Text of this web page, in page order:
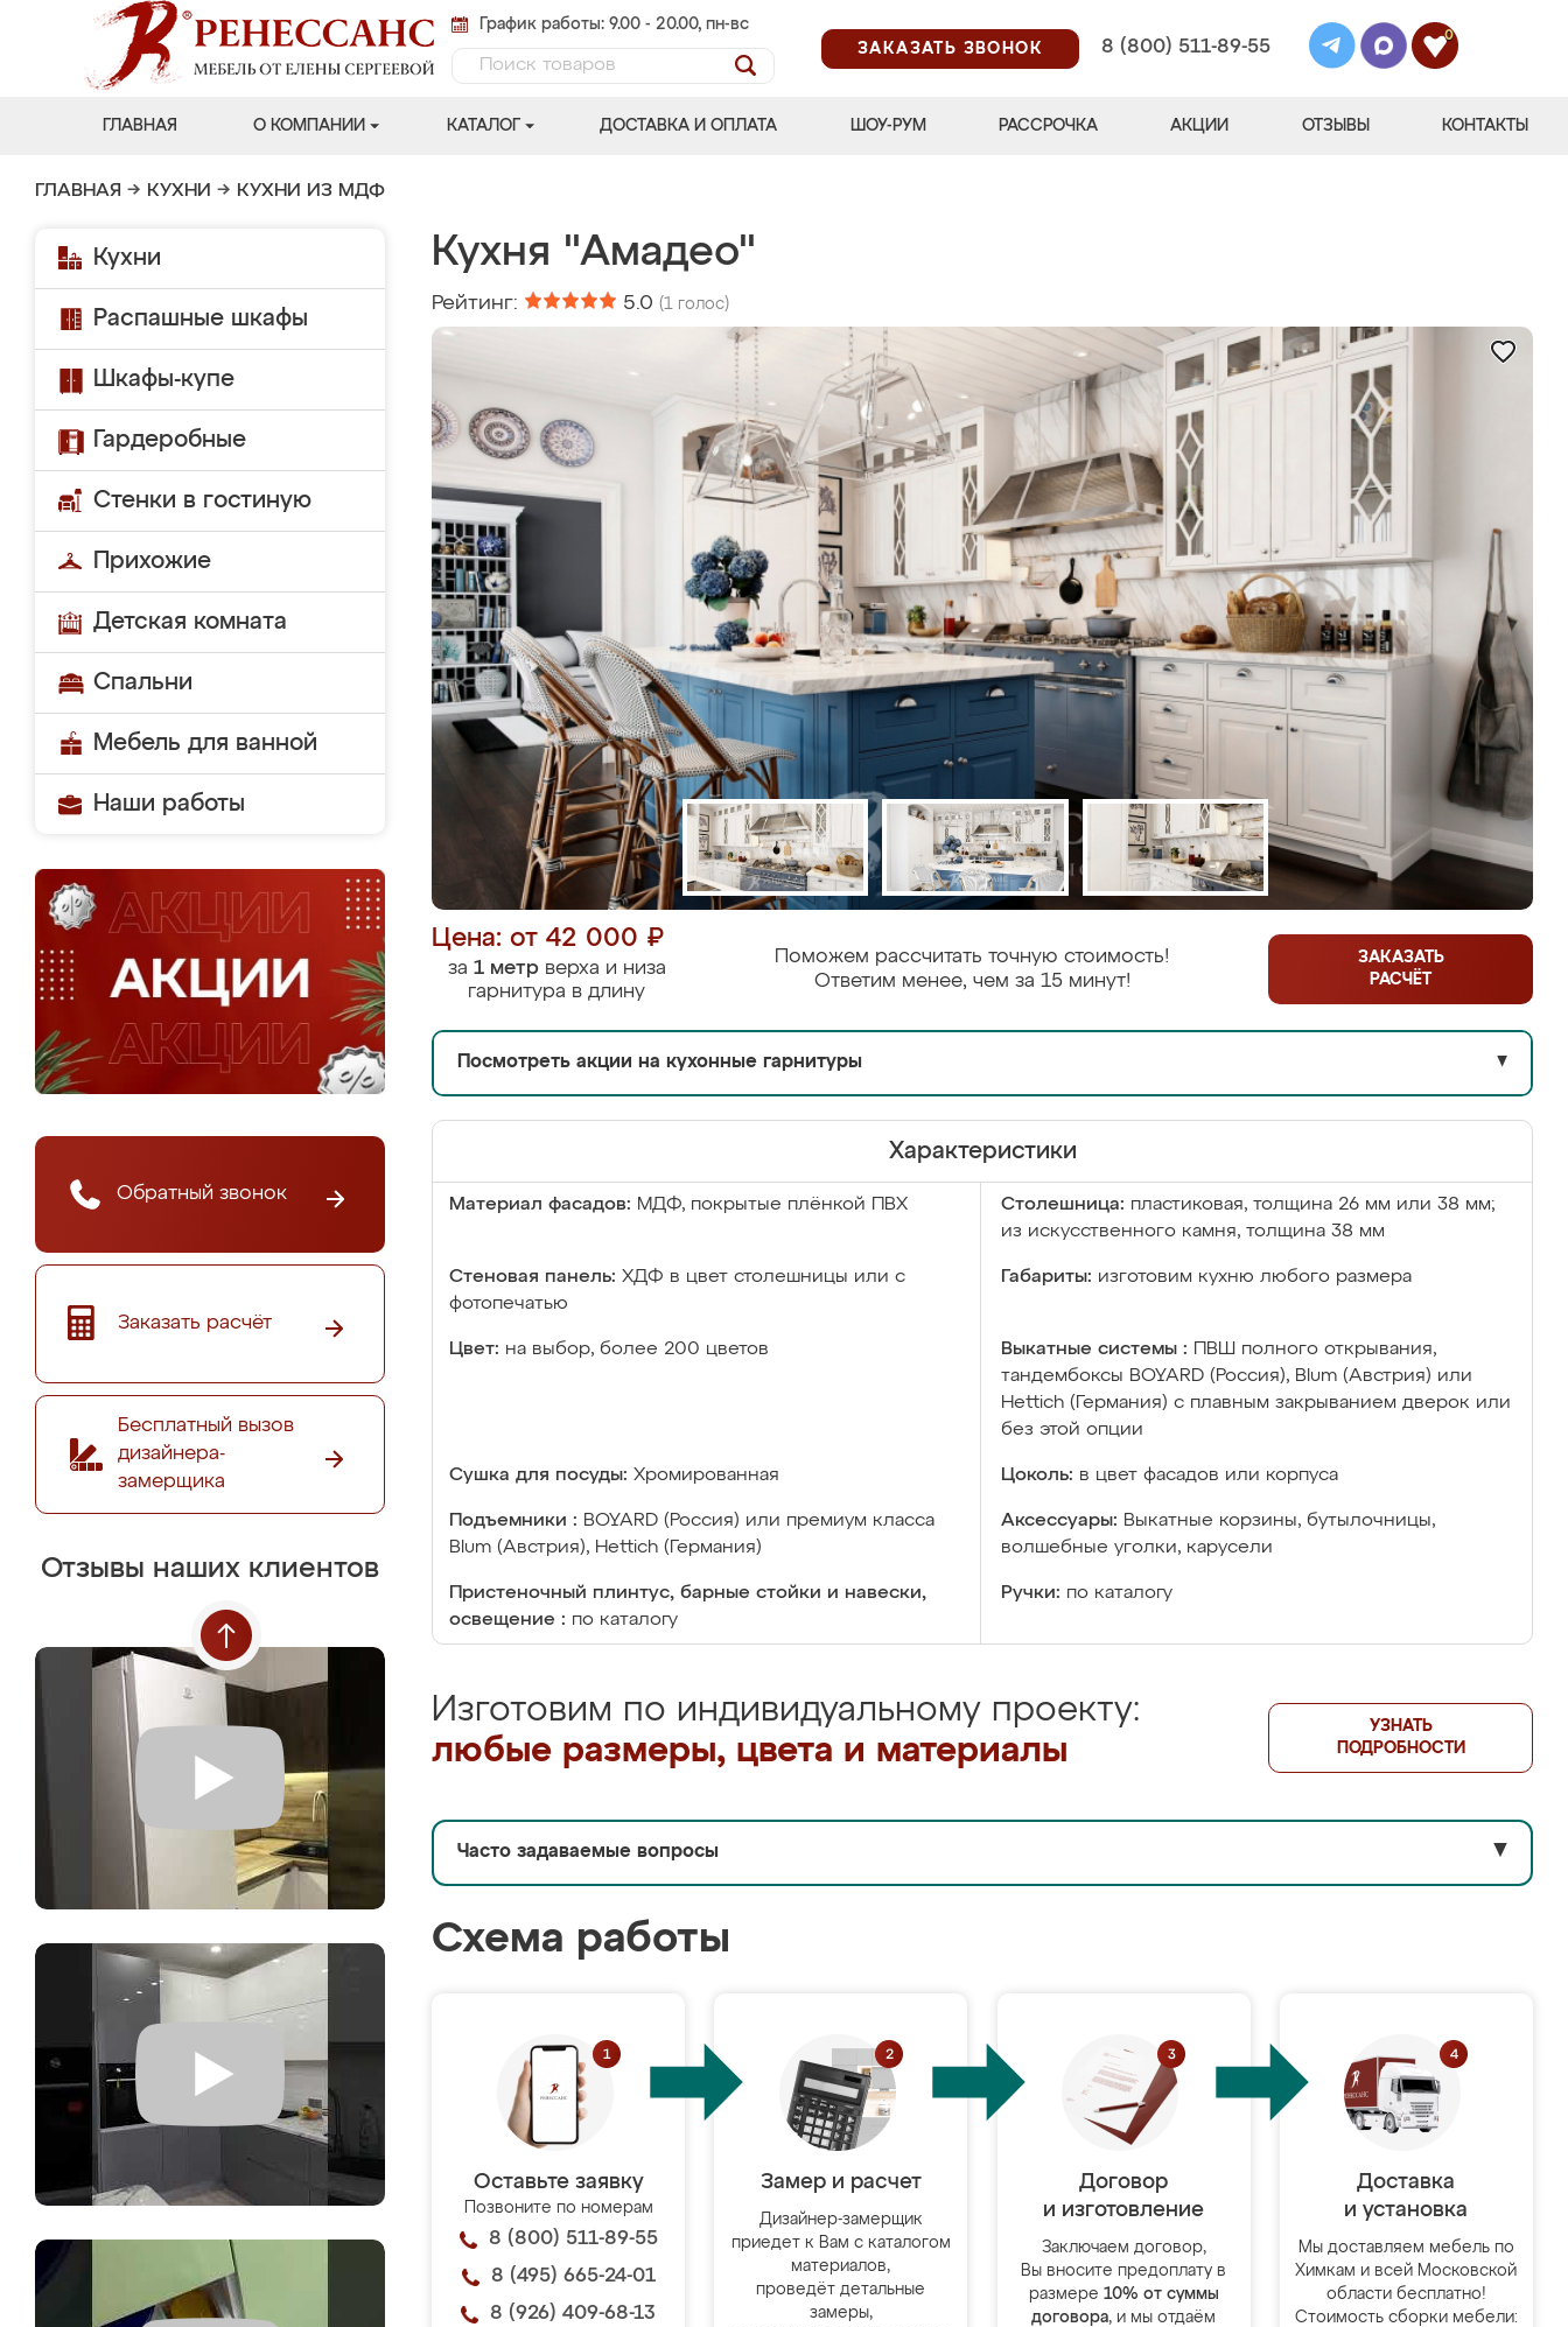
График работы: 9.00 - 20.00, пн-вс
ЗАКАЗАТЬ ЗВОНОК
8 (800) 511-89-55
0
ГЛАВНАЯ О КОМПАНИИ КАТАЛОГ ДОСТАВКА И ОПЛАТА ШОУ-РУМ РАССРОЧКА АКЦИИ ОТЗЫВЫ КОНТАКТЫ
ГЛАВНАЯ → КУХНИ → КУХНИ ИЗ МДФ
Кухни
Распашные шкафы
Шкафы-купе
Гардеробные
Стенки в гостиную
Прихожие
Детская комната
Спальни
Мебель для ванной
Наши работы
Обратный звонок
Заказать расчёт
Бесплатный вызов
дизайнера-
замерщика
Отзывы наших клиентов
Кухня "Амадео"
Рейтинг: 5.0 (1 голос)
Цена: от 42 000 ₽
за 1 метрверха и низа
гарнитура в длину
Поможем рассчитать точную стоимость!
Ответим менее, чем за 15 минут!
ЗАКАЗАТЬ
РАСЧЁТ
Посмотреть акции на кухонные гарнитуры ▼
Характеристики
Материал фасадов: МДФ, покрытые плёнкой ПВХ Столешница: пластиковая, толщина 26 мм или 38 мм;
из искусственного камня, толщина 38 мм
Стеновая панель: ХДФ в цвет столешницы или с
фотопечатью
Габариты: изготовим кухню любого размера
Цвет: на выбор, более 200 цветов Выкатные системы :
ПВШ полного открывания,
тандембоксы BOYARD (Россия), Blum (Австрия) или
Hettich (Германия) с плавным закрыванием дверок или
без этой опции
Сушка для посуды: Хромированная Цоколь: в цвет фасадов или корпуса
Подъемники : BOYARD (Россия) или премиум класса
Blum (Австрия), Hettich (Германия)
Аксессуары: Выкатные корзины, бутылочницы,
волшебные уголки, карусели
Пристеночный плинтус, барные стойки и навески,
освещение : по каталогу
Ручки: по каталогу
Изготовим по индивидуальному проекту:
любые размеры, цвета и материалы
УЗНАТЬ
ПОДРОБНОСТИ
Часто задаваемые вопросы ▼
Схема работы
Оставьте заявку
Позвоните по номерам
8 (800) 511-89-55
8 (495) 665-24-01
8 (926) 409-68-13
Замер и расчет
Дизайнер-замерщик
приедет к Вам с каталогом
материалов,
проведёт детальные
замеры,
Договор
и изготовление
Заключаем договор,
Вы вносите предоплату в
размере 10% от суммы
договора, и мы отдаём
Доставка
и установка
Мы доставляем мебель по
Химкам и всей Московской
области бесплатно!
Стоимость сборки мебели: